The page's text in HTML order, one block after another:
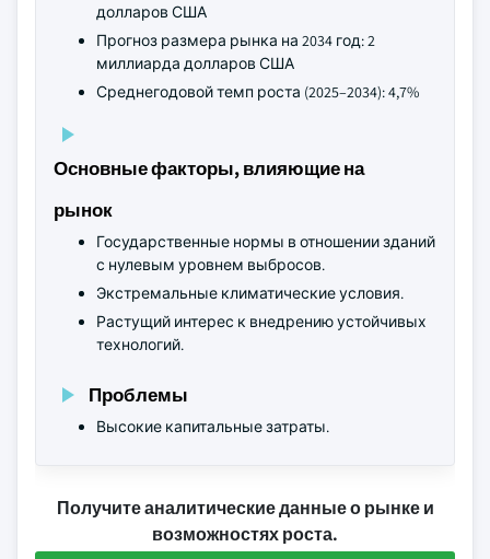
долларов США
Прогноз размера рынка на 2034 год: 2
миллиарда долларов США
Среднегодовой темп роста (2025–2034): 4,7%
Основные факторы, влияющие на
рынок
Государственные нормы в отношении зданий
с нулевым уровнем выбросов.
Экстремальные климатические условия.
Растущий интерес к внедрению устойчивых
технологий.
Проблемы
Высокие капитальные затраты.
Получите аналитические данные о рынке и
возможностях роста.